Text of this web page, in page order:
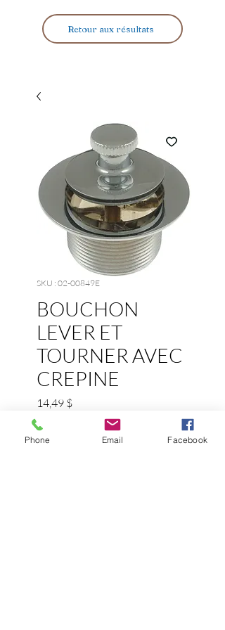
Retour aux résultats
SKU : 02-00849E
BOUCHON
LEVER ET
TOURNER AVEC
CREPINE
14,49 $Prix
1 person viewing
Phone Email Facebook